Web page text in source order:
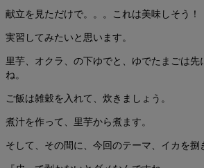
献立を見ただけで。。。これは美味しそう！
実習してみたいと思います。
里芋、オクラ、の下ゆでと、ゆでたまごは先
ね。
ご飯は雑穀を入れて、炊きましょう。
煮汁を作って、里芋から煮ます。
そして、その間に、今回のテーマ、イカを捌